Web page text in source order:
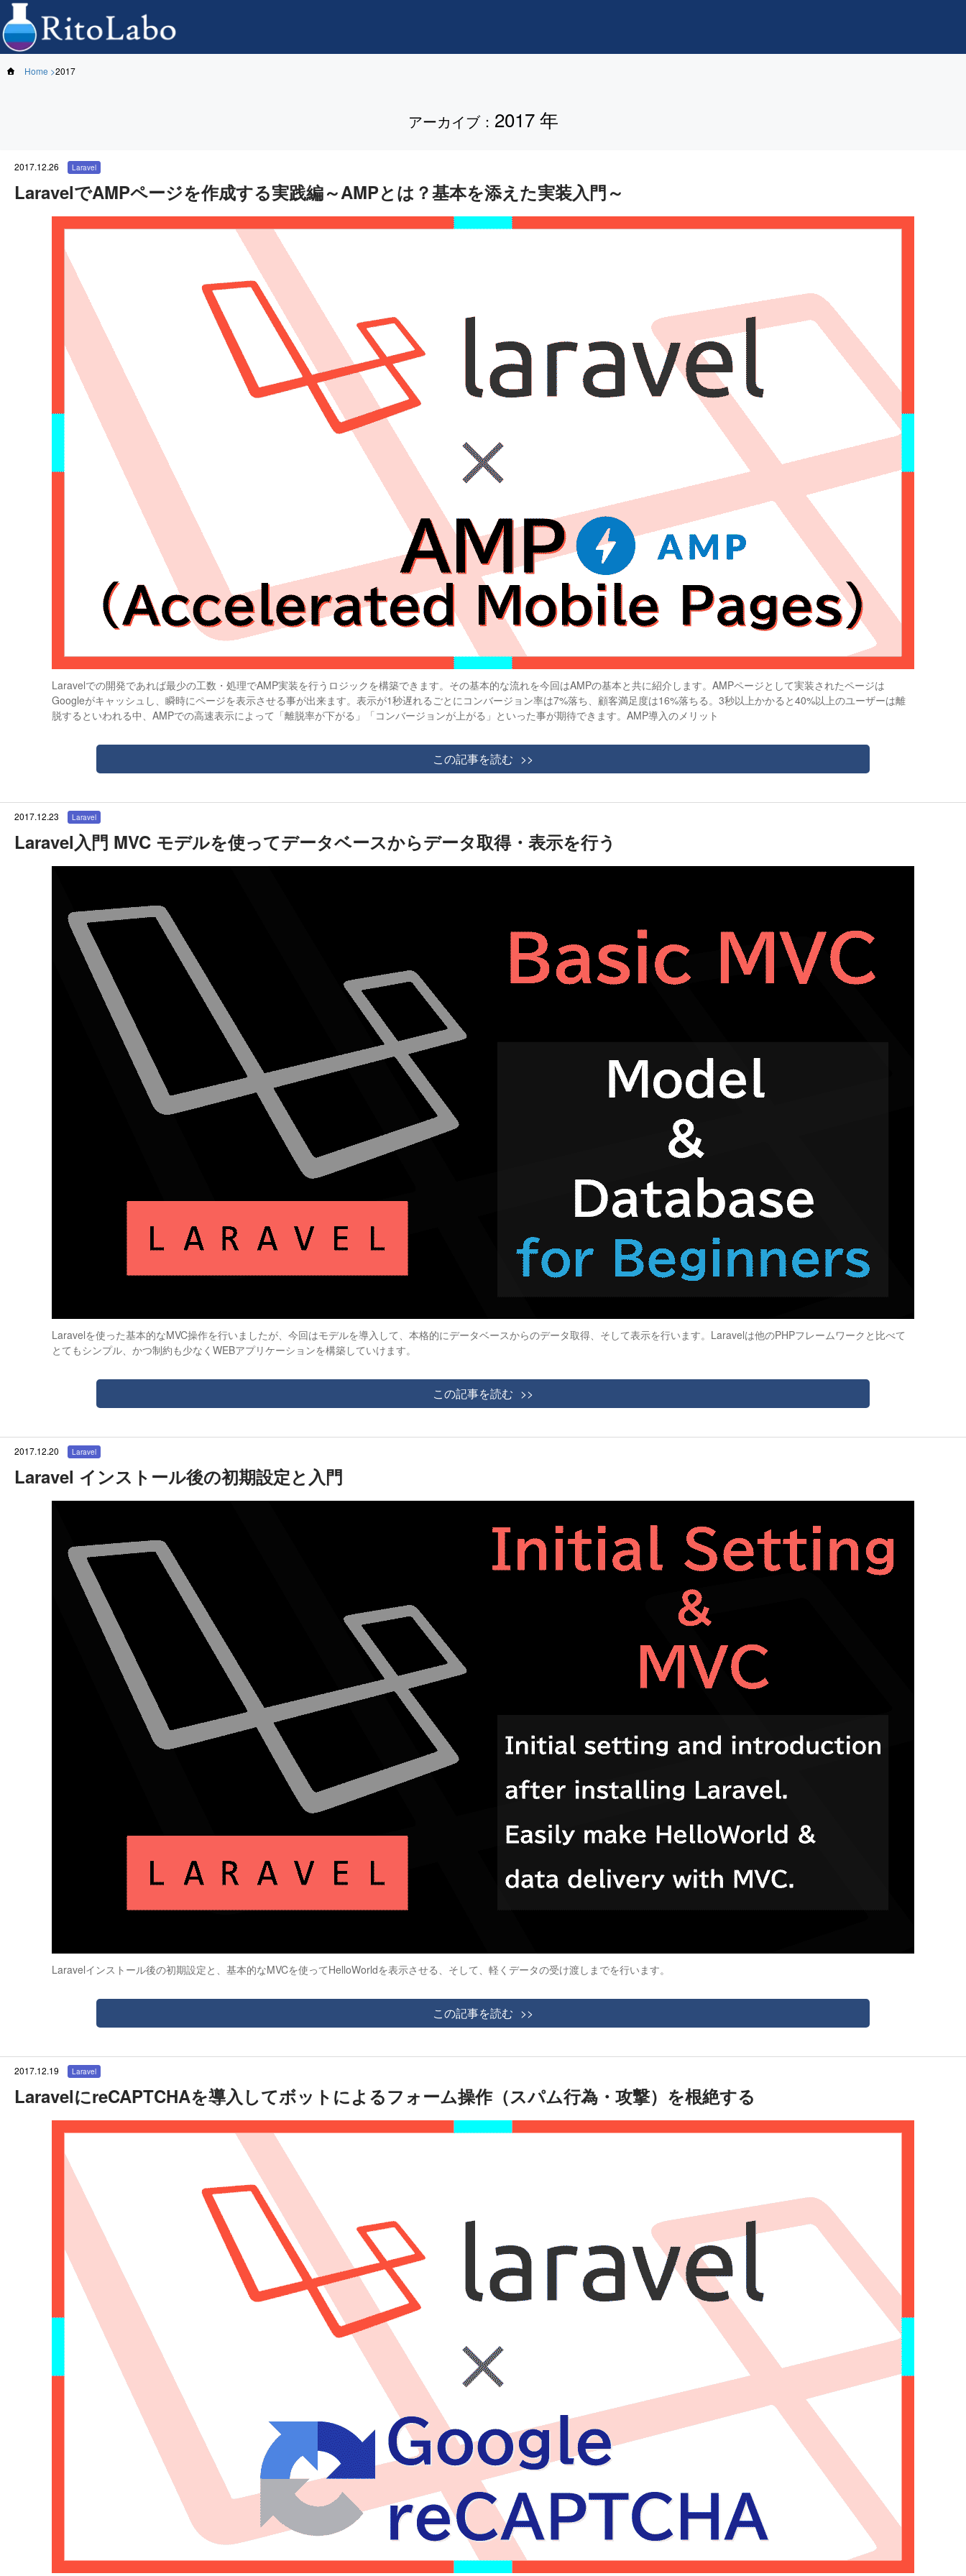
Home 2017
アーカイブ： 2017 年
LaravelでAMPページを作成する実践編～AMPとは？基本を添えた実装入門～
2017.12.26 Laravel
Laravelでの開発であれば最少の工数・処理でAMP実装を行うロジックを構築できます。その基本的な流れを今回はAMPの基本と共に紹介します。AMPページとして実装されたページは
Googleがキャッシュし、瞬時にページを表示させる事が出来ます。表示が1秒遅れるごとにコンバージョン率は7%落ち、顧客満足度は16%落ちる。3秒以上かかると40%以上のユーザーは離
脱するといわれる中、AMPでの高速表示によって「離脱率が下がる」「コンバージョンが上がる」といった事が期待できます。AMP導入のメリット
この記事を読む
Laravel入門 MVC モデルを使ってデータベースからデータ取得・表示を行う
2017.12.23 Laravel
Laravelを使った基本的なMVC操作を行いましたが、今回はモデルを導入して、本格的にデータベースからのデータ取得、そして表示を行います。Laravelは他のPHPフレームワークと比べて
とてもシンプル、かつ制約も少なくWEBアプリケーションを構築していけます。
この記事を読む
Laravel インストール後の初期設定と入門
2017.12.20 Laravel
Laravelインストール後の初期設定と、基本的なMVCを使ってHelloWorldを表示させる、そして、軽くデータの受け渡しまでを行います。
この記事を読む
LaravelにreCAPTCHAを導入してボットによるフォーム操作（スパム行為・攻撃）を根絶する
2017.12.19 Laravel